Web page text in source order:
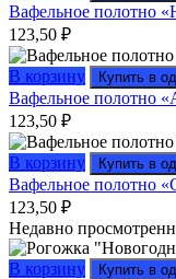
Вафельное полотно
123,50 ₽
В корзину Купить в
Вафельное полотно
123,50 ₽
В корзину Купить в
Вафельное полотно
123,50 ₽
Недавно
В корзину Купить в